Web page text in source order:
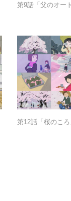
第9話「父のオー
第12話「桜のこ